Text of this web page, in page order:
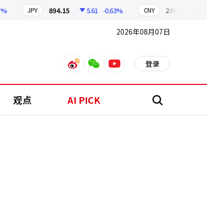
JPY 894.15 5.61 -0.63% CNY 209.90
2026年08月07日
weiboweixinyoutube 登录
观点 AI PICK 搜